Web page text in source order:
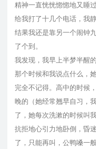
精神一直恍恍惚惚地又睡
给我打了十几个电话，我
结果我还是靠另一个闹钟
了个到。
我发现，我早上半梦半醒
那个时候和我说点什么，
完全不记得。高中的时候
晚的（她经常翘早自习，
了，她每次洗漱的时候叫
抗拒地心引力地卧倒，昏
了，只能再叫，公鸭嗓一